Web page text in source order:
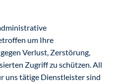
um Ihre
Verlust, Zerstörung,
Zugriff zu schützen. All
uns tätige Dienstleister sind